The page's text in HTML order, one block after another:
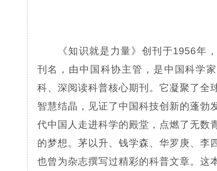
《知识就是力量》创刊于1956年
刊名，由中国科协主管，是中国科学
科、深阅读科普核心期刊。它凝聚了全
智慧结晶，见证了中国科技创新的蓬勃
代中国人走进科学的殿堂，点燃了无数
的梦想。茅以升、钱学森、华罗庚、李
也曾为杂志撰写过精彩的科普文章。这